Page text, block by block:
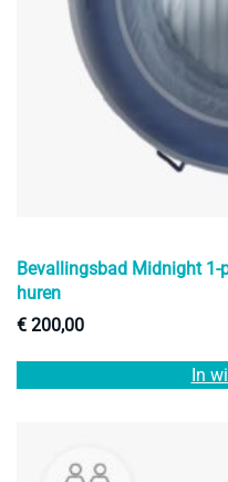
Bevallingsbad Midnight
huren
€ 200,00
In